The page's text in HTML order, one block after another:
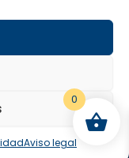
Aviso legal
los derechos
0